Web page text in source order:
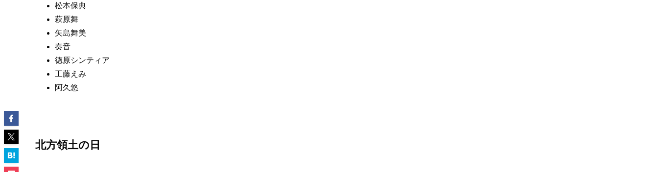
松本保典
萩原舞
矢島舞美
奏音
徳原シンティア
工藤えみ
阿久悠
北方領土の日